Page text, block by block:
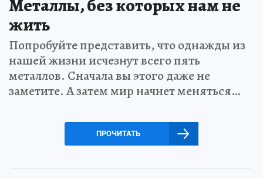
Металлы, без которых нам не
жить
Попробуйте представить, что однажды из
нашей жизни исчезнут всего пять
металлов. Сначала вы этого даже не
заметите. А затем мир начнет меняться…
ПРОЧИТАТЬ